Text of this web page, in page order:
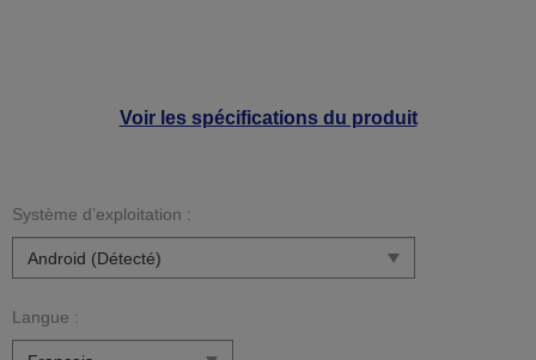
Voir les spécifications du produit
Système d’exploitation :
Langue :